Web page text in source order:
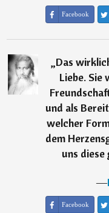
Facebook
„Das
Liebe. Sie
und als
welcher
dem
uns
―
Facebook